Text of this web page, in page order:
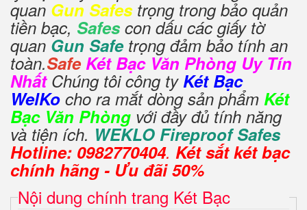
quan Gun Safestrọng trong bảo quản
tiền bạc, Safescon dấu các giấy tờ
quan Gun Safetrọng đảm bảo tính an
toàn.Safe Két Bạc Văn Phòng Uy Tín
NhấtChúng tôi công ty Két Bạc
WelKo cho ra mắt dòng sản phẩm Két
Bạc Văn Phòng với đầy đủ tính năng
và tiện ích. WEKLO Fireproof Safes
Hotline: 0982770404. Két sắt két bạc
chính hãng - Ưu đãi 50%
Nội dung chính trang Két Bạc